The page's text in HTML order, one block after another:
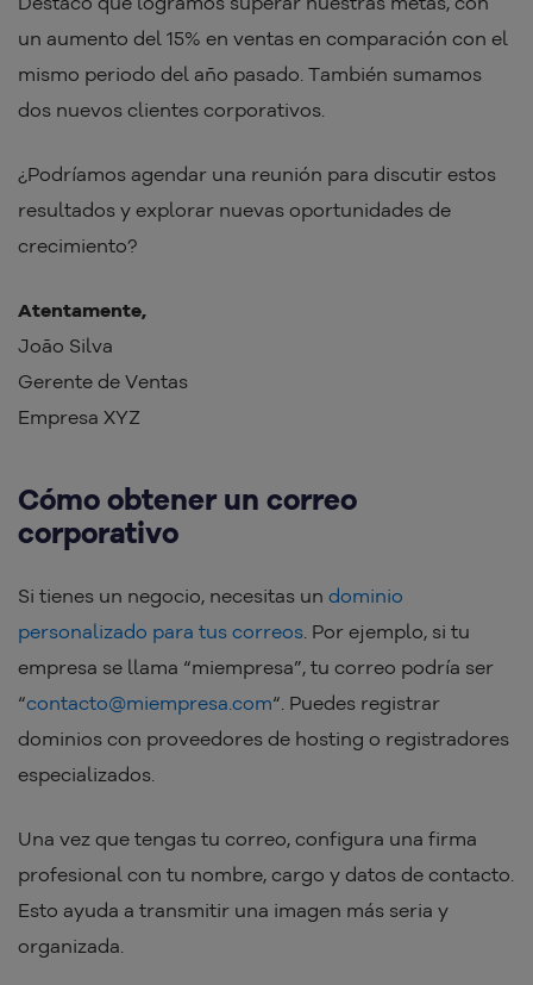
un aumento del 15% en ventas en comparación con el
mismo periodo del año pasado. También sumamos
dos nuevos clientes corporativos.
¿Podríamos agendar una reunión para discutir estos
resultados y explorar nuevas oportunidades de
crecimiento?
Atentamente,
João Silva
Gerente de Ventas
Empresa XYZ
Cómo obtener un correo
corporativo
Si tienes un negocio, necesitas un dominio
personalizado para tus correos . Por ejemplo, si tu
empresa se llama “miempresa”, tu correo podría ser
“contacto@miempresa.com“. Puedes registrar
dominios con proveedores de hosting o registradores
especializados.
Una vez que tengas tu correo, configura una firma
profesional con tu nombre, cargo y datos de contacto.
Esto ayuda a transmitir una imagen más seria y
organizada.